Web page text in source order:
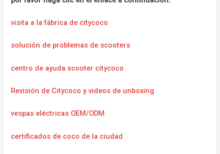
visita a la fábrica de citycoco
solución de problemas de scooters
centro de ayuda scooter citycoco
Revisión de Citycoco y videos de unboxing
vespas eléctricas OEM/ODM
certificados de coco de la ciudad